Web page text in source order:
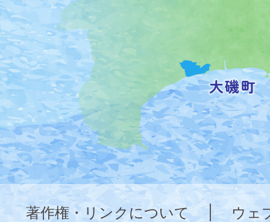
置
を
記
し
た
地
図。
神
奈
著作権・リンクについて
ウェ